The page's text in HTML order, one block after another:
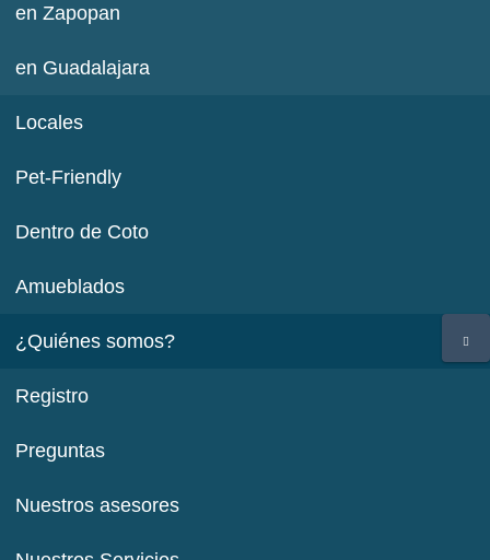
en Zapopan
en Guadalajara
Locales
Pet-Friendly
Dentro de Coto
Amueblados
¿Quiénes somos?
Registro
Preguntas
Nuestros asesores